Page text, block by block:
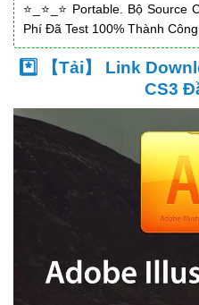
⭐_⭐_⭐ Portable. Bộ Source
Phí Đã Test 100% Thành
*️⃣ 【Tải】 Link
CS3